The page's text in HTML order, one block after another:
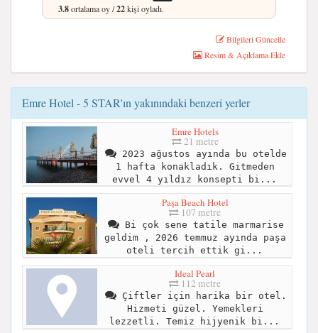
3.8ortalama oy /22kişi oyladı.
Bilgileri Güncelle
Resim & Açıklama Ekle
Emre Hotel - 5 STAR'ın yakınındaki benzeri yerler
Emre Hotels
21 metre
2023 ağustos ayında bu otelde
1 hafta konakladık. Gitmeden
evvel 4 yıldız konsepti bi...
Paşa Beach Hotel
107 metre
Bi çok sene tatile marmarise
geldim , 2026 temmuz ayında paşa
oteli tercih ettik gi...
Ideal Pearl
112 metre
Çiftler için harika bir otel.
Hizmeti güzel. Yemekleri
lezzetli. Temiz hijyenik bi...